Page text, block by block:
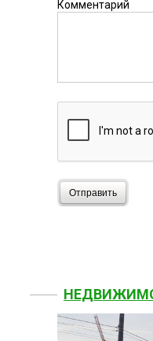
Комментарий
Отправить